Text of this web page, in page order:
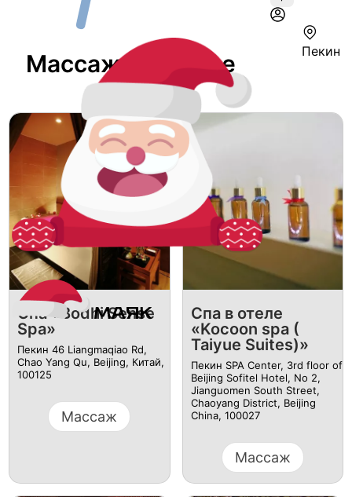
Пекин
Массаж В Пекине
Спа «Bodhi Sense
Spa»
Пекин 46 Liangmaqiao Rd,
Chao Yang Qu, Beijing, Китай,
100125
Массаж
Спа в отеле
«Kocoon spa (
Taiyue Suites)»
Пекин SPA Center, 3rd floor of
Beijing Sofitel Hotel, No 2,
Jianguomen South Street,
Chaoyang District, Beijing
China, 100027
Массаж